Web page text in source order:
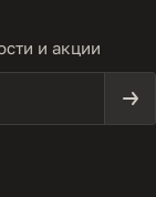
и акции